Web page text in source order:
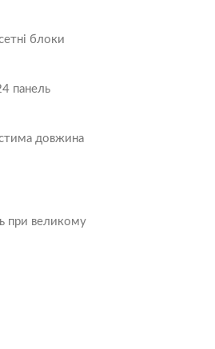
блоки
панель
довжина
при великому